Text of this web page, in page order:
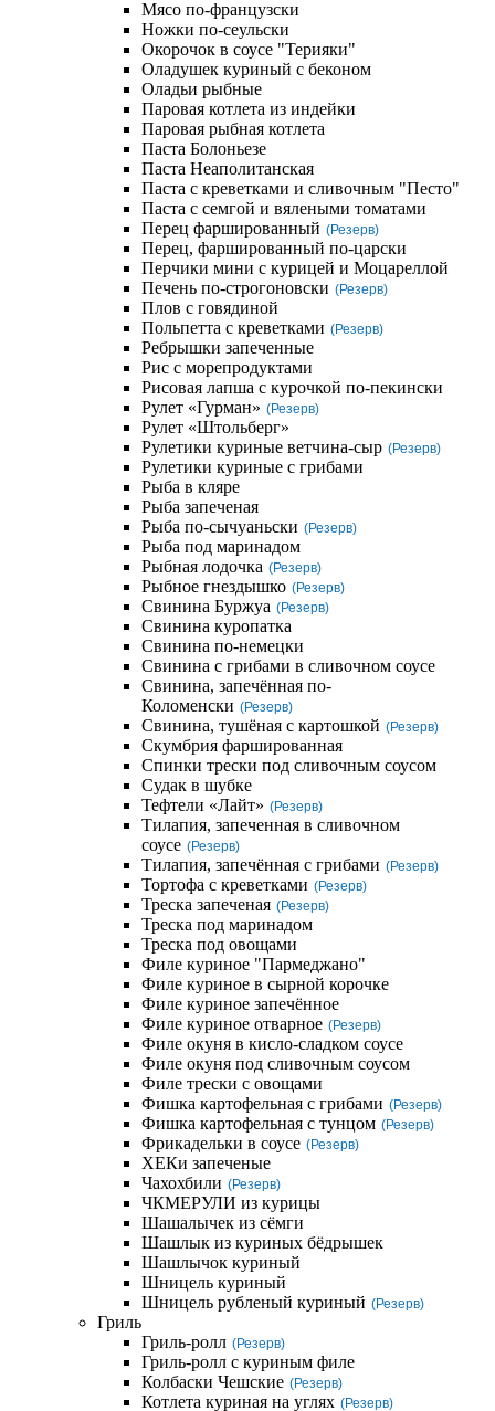
Мясо по-французски
Ножки по-сеульски
Окорочок в соусе "Терияки"
Оладушек куриный с беконом
Оладьи рыбные
Паровая котлета из индейки
Паровая рыбная котлета
Паста Болоньезе
Паста Неаполитанская
Паста с креветками и сливочным "Песто"
Паста с семгой и вялеными томатами
Перец фаршированный (Резерв)
Перец, фаршированный по-царски
Перчики мини с курицей и Моцареллой
Печень по-строгоновски (Резерв)
Плов с говядиной
Польпетта с креветками (Резерв)
Ребрышки запеченные
Рис с морепродуктами
Рисовая лапша с курочкой по-пекински
Рулет «Гурман» (Резерв)
Рулет «Штольберг»
Рулетики куриные ветчина-сыр (Резерв)
Рулетики куриные с грибами
Рыба в кляре
Рыба запеченая
Рыба по-сычуаньски (Резерв)
Рыба под маринадом
Рыбная лодочка (Резерв)
Рыбное гнездышко (Резерв)
Свинина Буржуа (Резерв)
Свинина куропатка
Свинина по-немецки
Свинина с грибами в сливочном соусе
Свинина, запечённая по-
Коломенски (Резерв)
Свинина, тушёная с картошкой (Резерв)
Скумбрия фаршированная
Спинки трески под сливочным соусом
Судак в шубке
Тефтели «Лайт» (Резерв)
Тилапия, запеченная в сливочном
соусе (Резерв)
Тилапия, запечённая с грибами (Резерв)
Тортофа с креветками (Резерв)
Треска запеченая (Резерв)
Треска под маринадом
Треска под овощами
Филе куриное "Пармеджано"
Филе куриное в сырной корочке
Филе куриное запечённое
Филе куриное отварное (Резерв)
Филе окуня в кисло-сладком соусе
Филе окуня под сливочным соусом
Филе трески с овощами
Фишка картофельная с грибами (Резерв)
Фишка картофельная с тунцом (Резерв)
Фрикадельки в соусе (Резерв)
ХЕКи запеченые
Чахохбили (Резерв)
ЧКМЕРУЛИ из курицы
Шашалычек из сёмги
Шашлык из куриных бёдрышек
Шашлычок куриный
Шницель куриный
Шницель рубленый куриный (Резерв)
Гриль
Гриль-ролл (Резерв)
Гриль-ролл с куриным филе
Колбаски Чешские (Резерв)
Котлета куриная на углях (Резерв)